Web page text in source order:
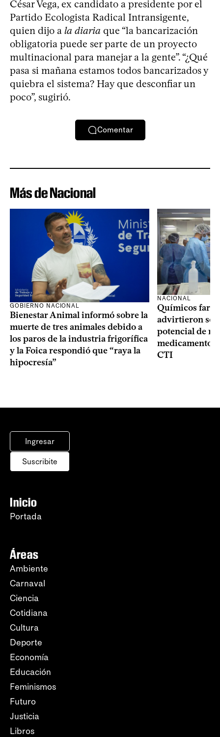
César Vega, ex candidato a presidente por el
Partido Ecologista Radical Intransigente,
quien dijo a la diaria que “la bancarización
obligatoria puede ser parte de un proyecto
multinacional para manejar a la gente”. “¿Qué
pasa si mañana estamos todos bancarizados y
quiebra el sistema? Hay que desconfiar un
poco”, sugirió.
Comentar
Más de Nacional
GOBIERNO NACIONAL
Bienestar Animal informó sobre la
muerte de tres animales debido a
los paros de la industria frigorífica
y la Foica respondió que “raya la
hipocresía”
NACIONAL
Químicos
advirtieron
potencial de
medicamentos
CTI
Ingresar
Suscribite
Inicio
Portada
Áreas
Ambiente
Carnaval
Ciencia
Cotidiana
Cultura
Deporte
Economía
Educación
Feminismos
Futuro
Justicia
Libros